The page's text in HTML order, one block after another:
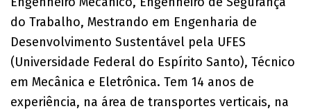
do Trabalho, Mestrando em Engenharia de
Desenvolvimento Sustentável pela UFES
(Universidade Federal do Espírito Santo), Técnico
em Mecânica e Eletrônica. Tem 14 anos de
experiência, na área de transportes verticais, na